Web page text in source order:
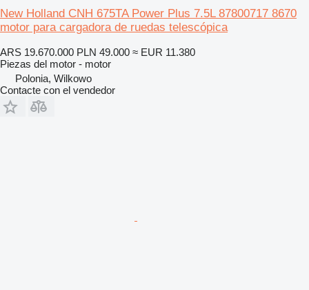
New Holland CNH 675TA Power Plus 7.5L 87800717 8670
motor para cargadora de ruedas telescópica
ARS 19.670.000 PLN 49.000 ≈ EUR 11.380
Piezas del motor - motor
Polonia, Wilkowo
Contacte con el vendedor